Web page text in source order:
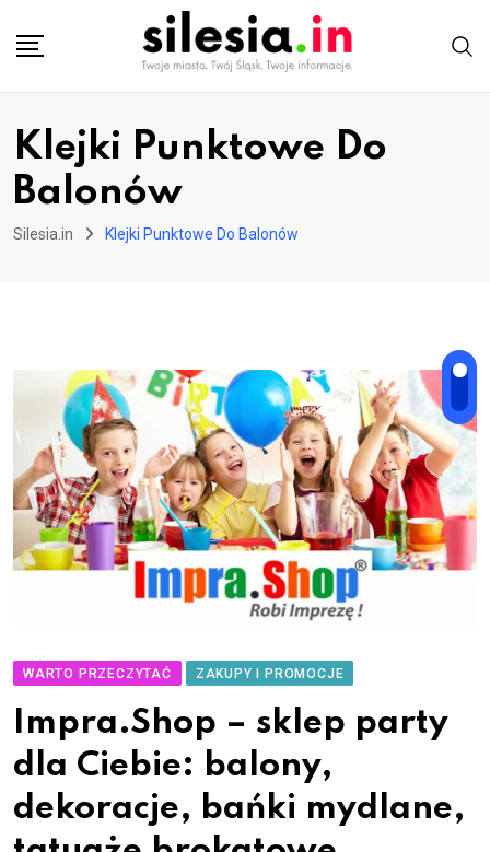
Klejki Punktowe Do
Balonów
Silesia.in Klejki Punktowe Do Balonów
WARTO PRZECZYTAĆ ZAKUPY I PROMOCJE
Impra.Shop – sklep party
dla Ciebie: balony,
dekoracje, bańki mydlane,